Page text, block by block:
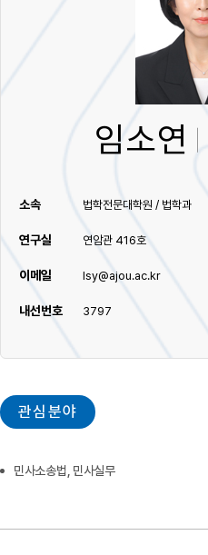
임소연
소속 법학전문대학원 / 법학과
연구실 연암관 416호
이메일 lsy@ajou.ac.kr
내선번호 3797
관심분야
민사소송법, 민사실무